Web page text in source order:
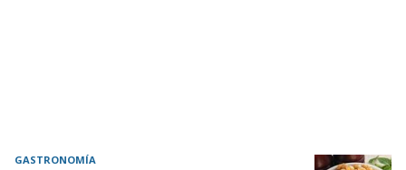
GASTRONOMÍA